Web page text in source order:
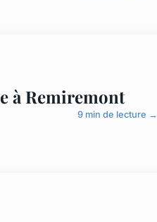
à Remiremont
9 min de lecture →